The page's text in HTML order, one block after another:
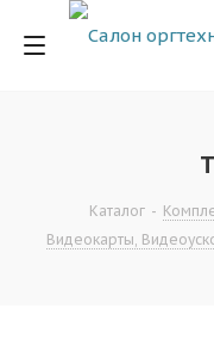
Каталог -
Видеокарты,